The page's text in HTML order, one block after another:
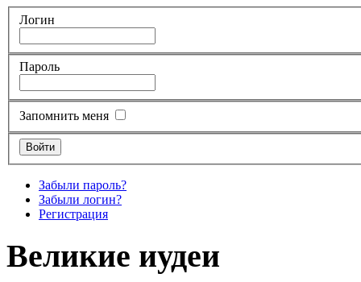
Логин
Пароль
Запомнить меня
Забыли пароль?
Забыли логин?
Регистрация
Великие иудеи